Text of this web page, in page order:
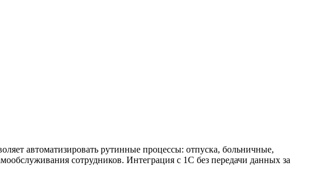
автоматизировать рутинные процессы: отпуска, больничные,
сотрудников. Интеграция с 1С без передачи данных за